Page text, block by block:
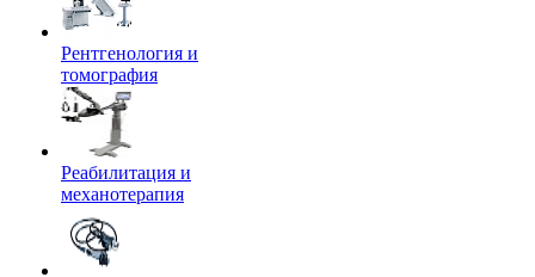
Рентгенология и
томография
Реабилитация и
механотерапия